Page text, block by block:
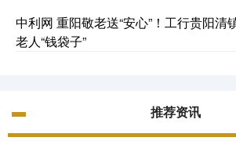
中利网 重阳敬老送“安心”！工行贵阳清
老人“钱袋子”
推荐资讯